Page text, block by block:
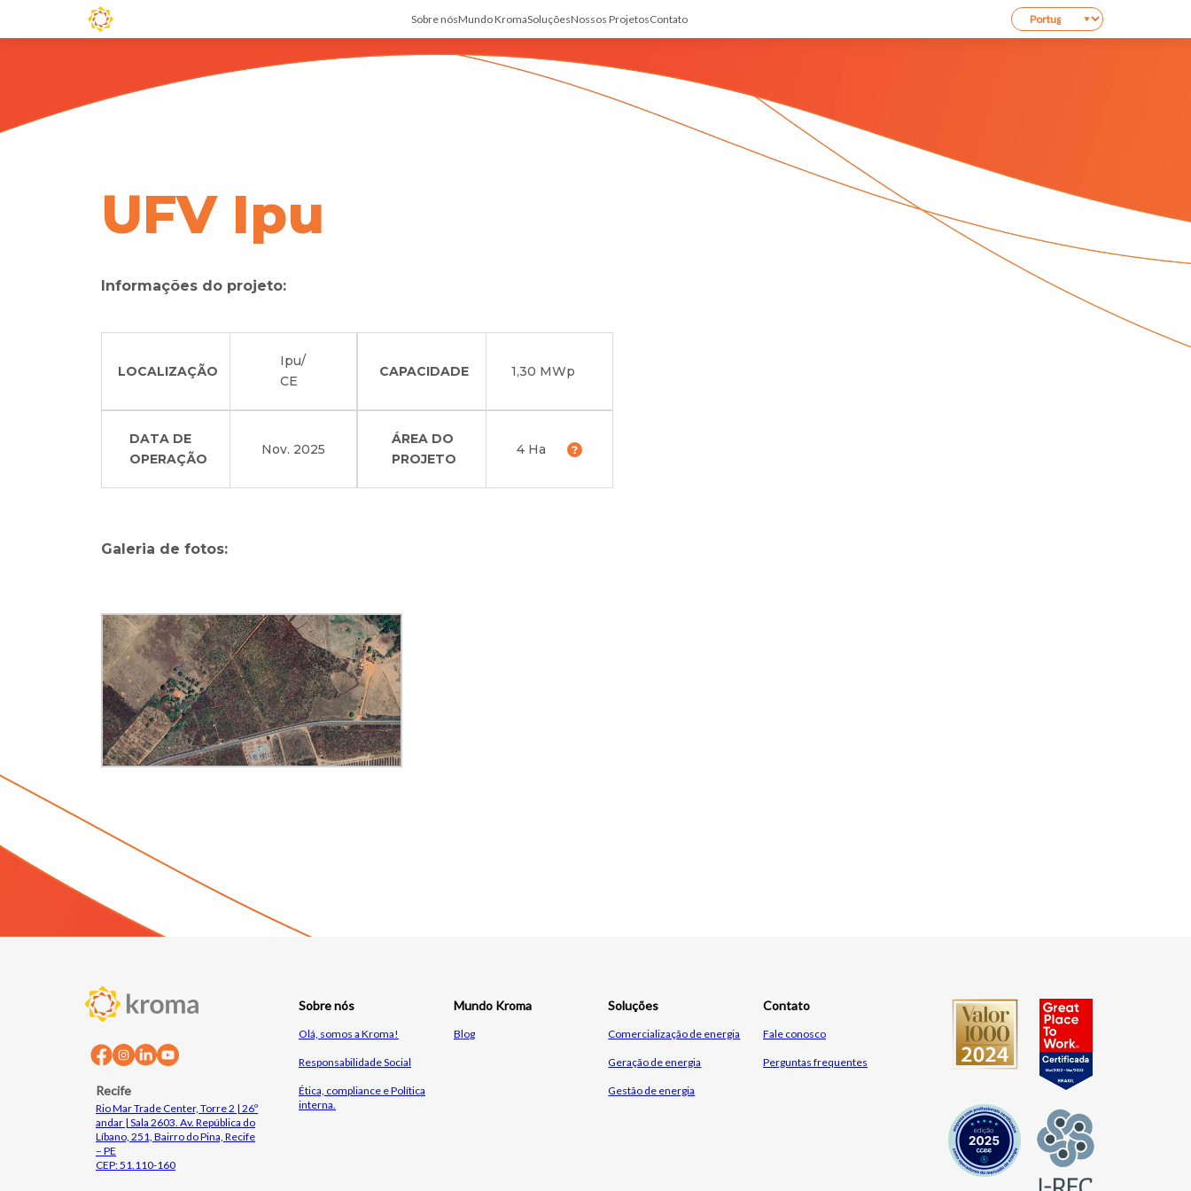
Sobre nósMundo KromaSoluçõesNossos ProjetosContato
UFV Ipu
Informações do projeto:
LOCALIZAÇÃO
Ipu/
CE
DATA DE
OPERAÇÃO
Nov. 2025
CAPACIDADE 1,30 MWp
ÁREA DO
PROJETO
4 Ha
Galeria de fotos:
Recife
Rio Mar Trade Center, Torre 2 | 26º
andar | Sala 2603. Av. República do
Líbano, 251, Bairro do Pina, Recife
– PE
CEP: 51.110-160
Sobre nós
Olá, somos a Kroma!
Responsabilidade Social
Ética, compliance e Política
interna.
Mundo Kroma
Blog
Soluções
Comercialização de energia
Geração de energia
Gestão de energia
Contato
Fale conosco
Perguntas frequentes